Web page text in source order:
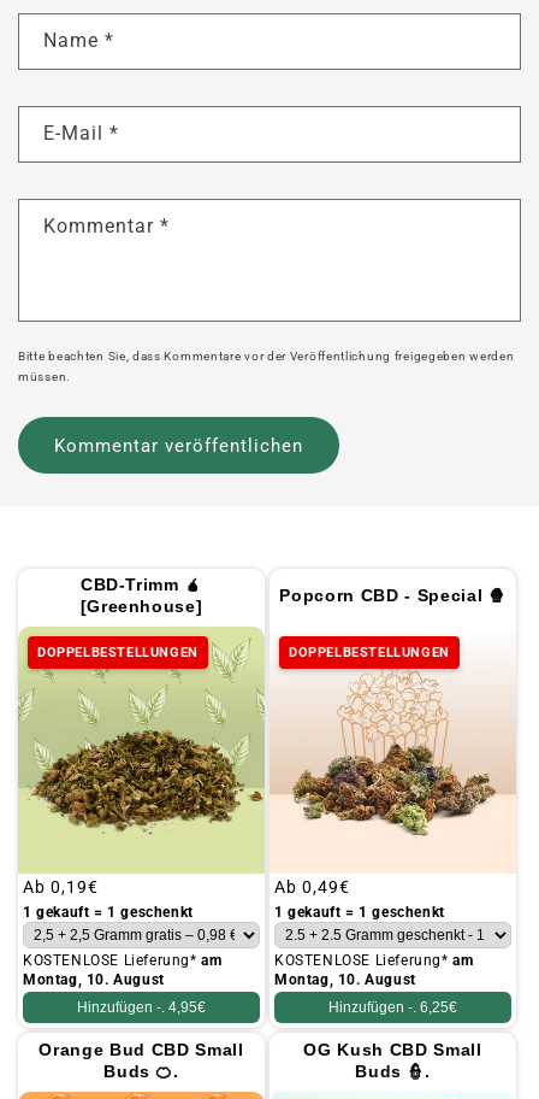
Name *
E-Mail *
Kommentar *
Bitte beachten Sie, dass Kommentare vor der Veröffentlichung freigegeben werden
müssen.
CBD-Trimm 🧉
[Greenhouse]
DOPPELBESTELLUNGEN
Üblicher
Preis
Ab 0,19€
1 gekauft = 1 geschenkt
KOSTENLOSE Lieferung*am
Montag, 10. August
Hinzufügen -. 4,95€
Popcorn CBD - Special 🍿
DOPPELBESTELLUNGEN
Üblicher
Preis
Ab 0,49€
1 gekauft = 1 geschenkt
KOSTENLOSE Lieferung*am
Montag, 10. August
Hinzufügen -. 6,25€
Orange Bud CBD Small
Buds 🍊.
OG Kush CBD Small
Buds 👮.